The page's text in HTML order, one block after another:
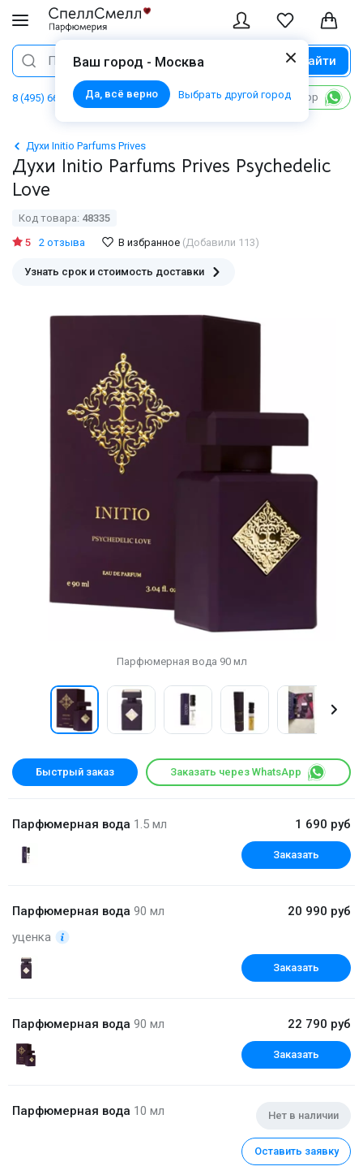
Ваш город - Москва
Да, всё верно Выбрать другой город
Поиск Найти
8 (495) 668 06 02 Написать в WhatsApp
Духи Initio Parfums Prives
Духи Initio Parfums Prives Psychedelic
Love
Код товара: 48335
5
2 отзыва В избранное (Добавили 113)
Узнать срок и стоимость доставки
Парфюмерная вода 90 мл
Быстрый заказ Заказать через WhatsApp
Парфюмерная вода 1.5 мл 1 690 руб
Заказать
Парфюмерная вода 90 мл
уценка
20 990 руб
Заказать
Парфюмерная вода 90 мл 22 790 руб
Заказать
Парфюмерная вода 10 мл Нет в наличии
Оставить заявку